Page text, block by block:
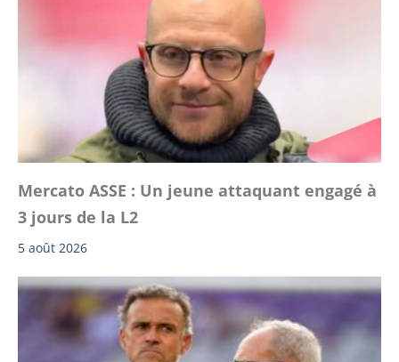
Mercato ASSE : Un jeune attaquant engagé à
3 jours de la L2
5 août 2026